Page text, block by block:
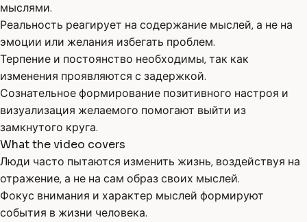
мыслями.
Реальность реагирует на содержание мыслей, а не на
эмоции или желания избегать проблем.
Терпение и постоянство необходимы, так как
изменения проявляются с задержкой.
Сознательное формирование позитивного настроя и
визуализация желаемого помогают выйти из
замкнутого круга.
What the video covers
Люди часто пытаются изменить жизнь, воздействуя на
отражение, а не на сам образ своих мыслей.
Фокус внимания и характер мыслей формируют
события в жизни человека.